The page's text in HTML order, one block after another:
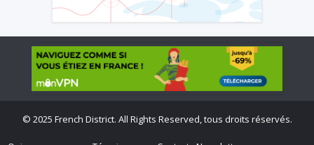
© 2025 French District. All Rights Reserved, tous droits réservés.